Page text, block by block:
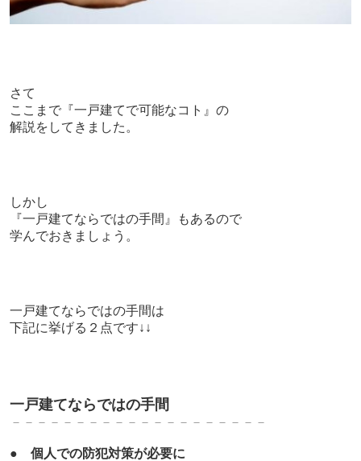
さて
ここまで『一戸建てで可能なコト』の
解説をしてきました。
しかし
『一戸建てならではの手間』もあるので
学んでおきましょう。
一戸建てならではの手間は
下記に挙げる２点です↓↓
一戸建てならではの手間
－－－－－－－－－－－－－－－－－－－－
● 個人での防犯対策が必要に